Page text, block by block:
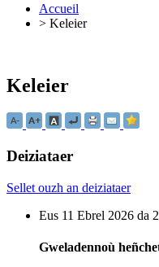
Accueil
> Keleier
Keleier
Deiziataer
Sellet ouzh an deiziataer
Eus 11 Ebrel 2026 da
Gweladennoù